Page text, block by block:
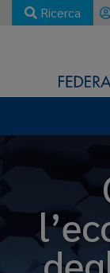
Ricerca